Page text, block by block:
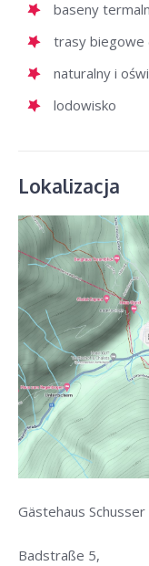
baseny
trasy biegowe
naturalny i
lodowisko
Lokalizacja
Gästehaus
Badstraße 5,